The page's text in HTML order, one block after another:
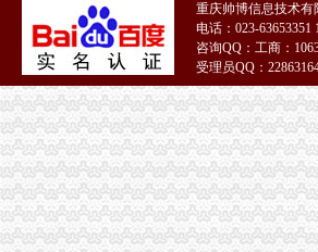
南川局重庆分公司注销化流通环节食品安全监管
北碚局重庆税务注销采取三条措施积应对高温天气
2010中国重庆.青年人才论坛工商系统分论坛“两
大渡口局建立四项制度确保“一讲二评三公示”重
璧山局重庆代办公司采取四举措应战高温酷暑天气
江北局落实“七个要”重庆税务注销有序推进微型
九龙坡局突出“三个注重”重庆代办公司开展“三进
万州区个教育培训类商标被认定为重庆市重庆分
渝北局重庆税务注销采取三项措施积应对高温天气
潼南局柏梓所被柏梓镇委评为“7.17”重庆税务注销
重庆帅博信息技术
电话：023-63653351
咨询QQ：工商：
受理员QQ：